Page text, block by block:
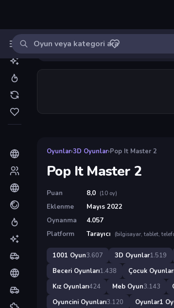
MinikOyuncu
Oyun ara
Pop It Master 2
Oyunlar›3D Oyunlar›Pop It Master 2
Pop It Master 2
Puan 8,0 (10 oy)
Eklenme
Mayıs 2022
Oynanma
4.057
Platform
Tarayıcı (bilgisayar, tablet,
1001 Oyun3.607 3D Oyunlar1.519
Beceri Oyunları1.438 Çocuk
Kız Oyunları424 Meb Oyun3.143
Oyuncini Oyunları3.120 Oyunlar1